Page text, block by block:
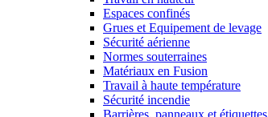
Espaces confinés
Grues et Equipement de levage
Sécurité aérienne
Normes souterraines
Matériaux en Fusion
Travail à haute température
Sécurité incendie
Barrières, panneaux et étiquettes